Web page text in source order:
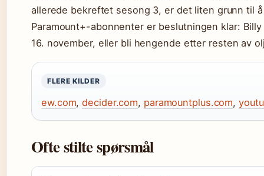
allerede bekreftet sesong 3, er det liten grunn til
Paramount+-abonnenter er beslutningen klar:
16. november, eller bli hengende etter resten av
FLERE KILDER
ew.com,decider.com, paramountplus.com,
Ofte stilte spørsmål